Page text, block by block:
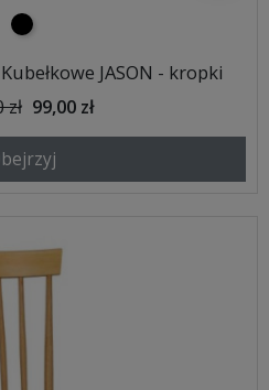
czarny
JASON - kropki
99,00 zł